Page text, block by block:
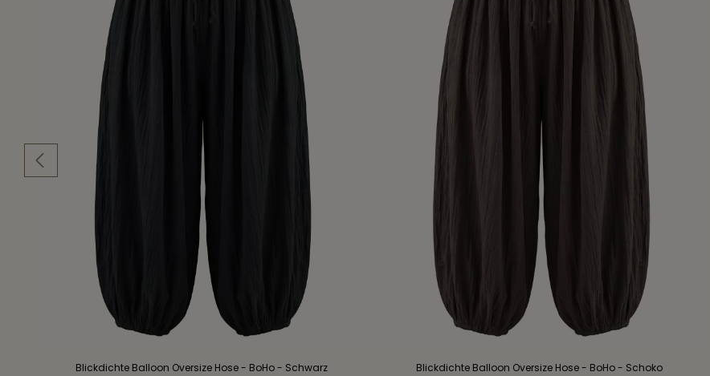
Blickdichte Balloon Oversize Hose - BoHo - Schwarz Blickdichte Balloon Oversize Hose - BoHo - Schoko